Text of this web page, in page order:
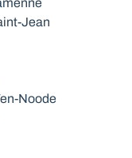
Jean
Noode